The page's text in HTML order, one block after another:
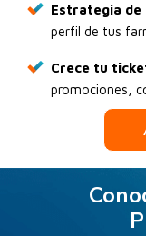
Estrategia de
perfil de tus
Crece tu
promociones,